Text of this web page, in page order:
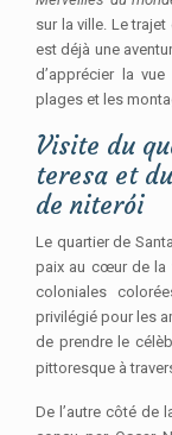
sur la ville. Le
est déjà une
d’apprécier la
plages et les
Visite du
teresa et
de niterói
Le quartier de
paix au cœur de la
coloniales
privilégié pour les
de prendre le
pittoresque à
De l’autre côté de